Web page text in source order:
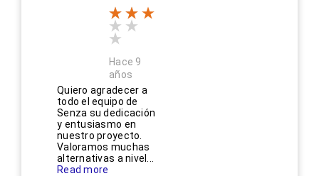
Hace 9
años
Quiero agradecer a
todo el equipo de
Senza su dedicación
y entusiasmo en
nuestro proyecto.
Valoramos muchas
alternativas a nivel...
Read more